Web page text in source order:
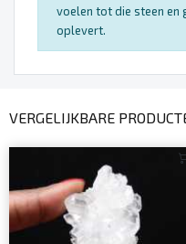
voelen tot die steen en
oplevert.
VERGELIJKBARE